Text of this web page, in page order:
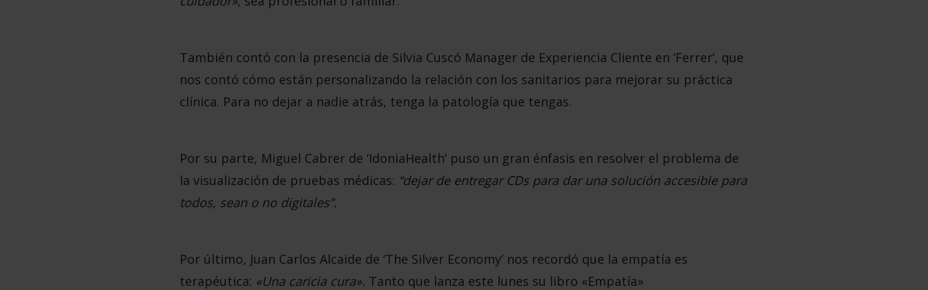
También contó con la presencia de Silvia Cuscó Manager de Experiencia Cliente en ‘Ferrer’, que
nos contó cómo están personalizando la relación con los sanitarios para mejorar su práctica
clínica. Para no dejar a nadie atrás, tenga la patología que tengas.
Por su parte, Miguel Cabrerde ‘IdoniaHealth’ puso un gran énfasis en resolver el problema de
la visualización de pruebas médicas: “dejar de entregar CDs para dar una solución accesible para
todos, sean o no digitales”.
Por último, Juan Carlos Alcaide de ‘The Silver Economy’ nos recordó que la empatía es
terapéutica: «Una caricia cura». Tanto que lanza este lunes su libro «Empatía»